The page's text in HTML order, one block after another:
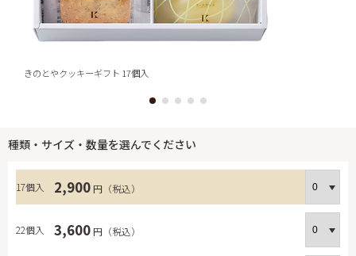
きのとやクッキーギフト 17個入
種類・サイズ・数量を選んでください
17個入 2,900円（税込）
22個入 3,600円（税込）